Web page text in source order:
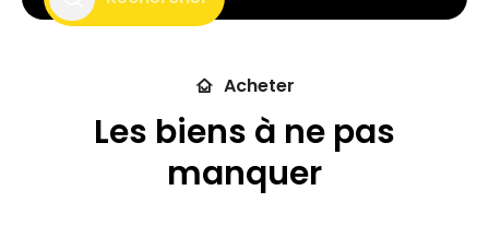
Ville
Acheter
Les biens à ne pas
manquer